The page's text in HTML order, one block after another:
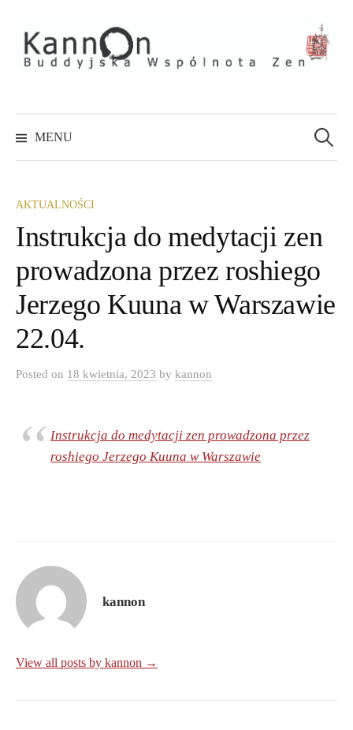
to
content
MENU
AKTUALNOŚCI
Instrukcja do medytacji zen
prowadzona przez roshiego
Jerzego Kuuna w Warszawie
22.04.
Posted on 18 kwietnia, 2023 by kannon
Instrukcja do medytacji zen prowadzona przez
roshiego Jerzego Kuuna w Warszawie
kannon
View all posts by kannon →